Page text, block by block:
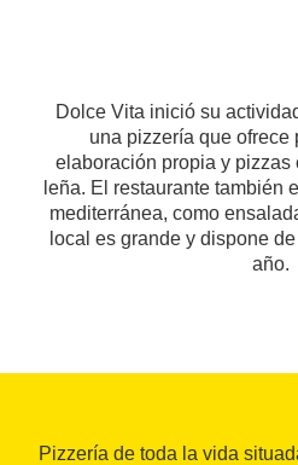
Dolce Vita inició su
una pizzería que ofrece
elaboración propia y pizzas
leña. El restaurante también
mediterránea, como
local es grande y dispone
año.
Pizzería de toda la vida